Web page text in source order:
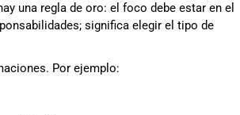
una regla de oro: el foco debe estar en el
significa elegir el tipo de
Por ejemplo: